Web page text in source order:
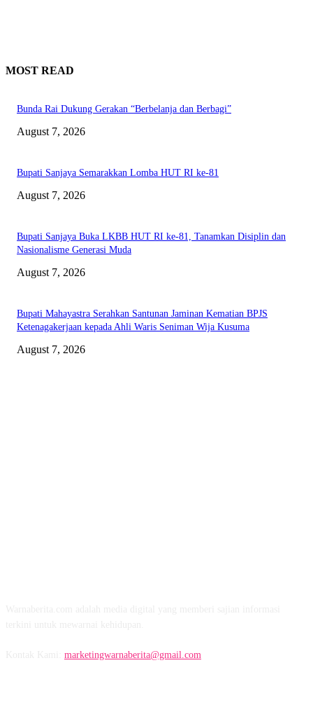
MOST READ
Bunda Rai Dukung Gerakan “Berbelanja dan Berbagi”
August 7, 2026
Bupati Sanjaya Semarakkan Lomba HUT RI ke-81
August 7, 2026
Bupati Sanjaya Buka LKBB HUT RI ke-81, Tanamkan Disiplin dan
Nasionalisme Generasi Muda
August 7, 2026
Bupati Mahayastra Serahkan Santunan Jaminan Kematian BPJS
Ketenagakerjaan kepada Ahli Waris Seniman Wija Kusuma
August 7, 2026
marketingwarnaberita@gmail.com